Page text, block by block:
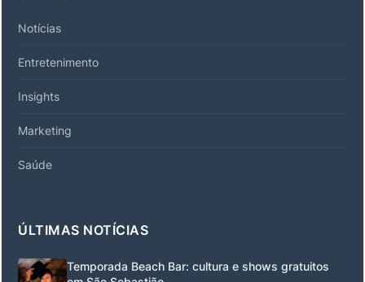
Notícias
Entretenimento
Insights
Marketing
Saúde
ÚLTIMAS NOTÍCIAS
Temporada Beach Bar: cultura e shows gratuitos